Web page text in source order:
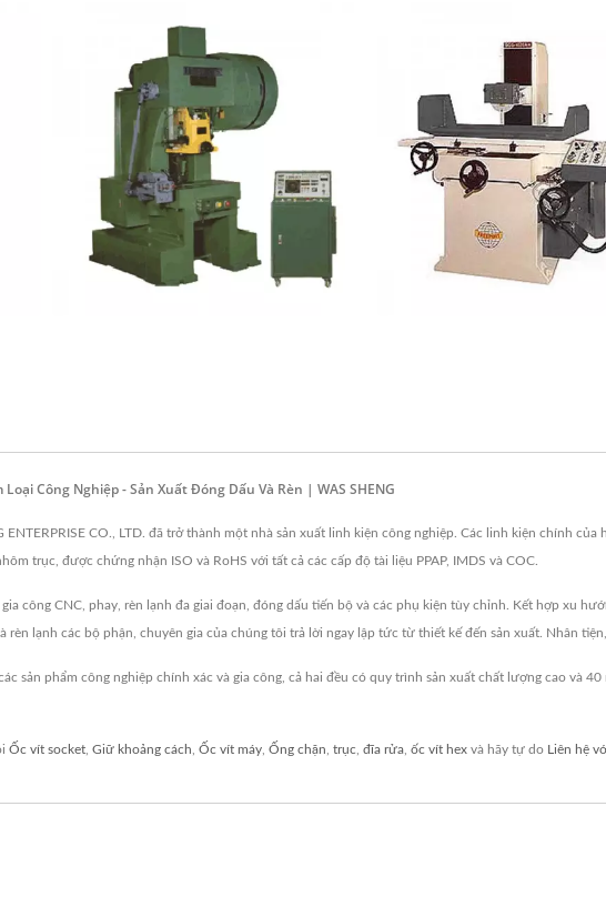
Công Nghiệp - Sản Xuất Đóng Dấu Và Rèn | WAS SHENG
CO., LTD. đã trở thành một nhà sản xuất linh kiện công nghiệp. Các linh kiện chính
trục, được chứng nhận ISO và RoHS với tất cả các cấp độ tài liệu PPAP, IMDS và COC.
công CNC, phay, rèn lạnh đa giai đoạn, đóng dấu tiến bộ và các phụ kiện tùy chỉnh. Kết hợp xu
rèn lạnh các bộ phận, chuyên gia của chúng tôi trả lời ngay lập tức từ thiết kế đến sản xuất. Nhân
sản phẩm công nghiệp chính xác và gia công, cả hai đều có quy trình sản xuất chất lượng cao và
Ốc vít socket Giữ khoảng cách Ốc vít máy Ống chặn trục đĩa rửa ốc vít hex và hãy tự do Liên hệ